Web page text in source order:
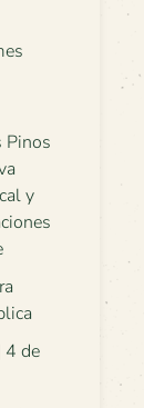
Pinos
y
4 de